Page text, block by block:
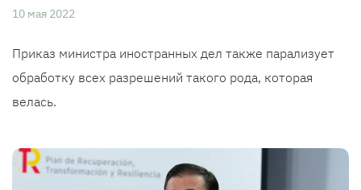
10 мая 2022
Приказ министра иностранных дел также парализует
обработку всех разрешений такого рода, которая
велась.